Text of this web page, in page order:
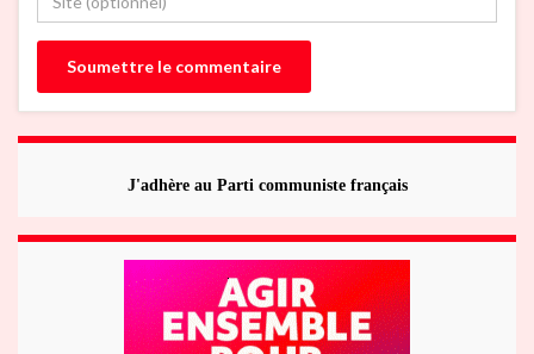
J'adhère au Parti communiste français